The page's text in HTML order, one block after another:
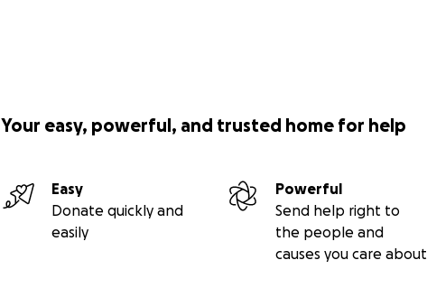
Your easy, powerful, and trusted home for help
Easy
Donate quickly and
easily
Powerful
Send help right to
the people and
causes you care about